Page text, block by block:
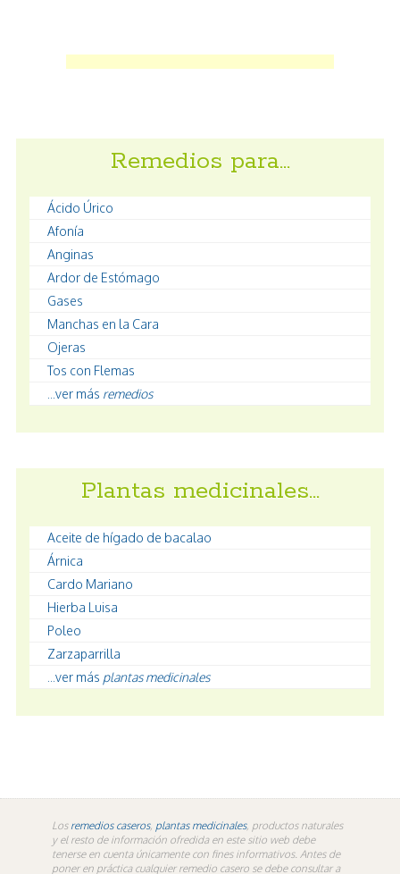
Remedios para…
Ácido Úrico
Afonía
Anginas
Ardor de Estómago
Gases
Manchas en la Cara
Ojeras
Tos con Flemas
...ver más remedios
Plantas medicinales…
Aceite de hígado de bacalao
Árnica
Cardo Mariano
Hierba Luisa
Poleo
Zarzaparrilla
...ver más plantas medicinales
Los remedios caseros, plantas medicinales, productos naturales
y el resto de información ofredida en este sitio web debe
tenerse en cuenta únicamente con fines informativos. Antes de
poner en práctica cualquier remedio casero se debe consultar a